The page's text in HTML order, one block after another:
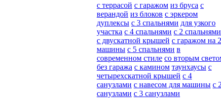
с террасой с гаражом из бруса с
верандой из блоков с эркером
дуплексы с 3 спальнями для узкого
участка с 4 спальнями с 2 спальнями
с двускатной крышей с гаражом на 2
машины с 5 спальнями в
современном стиле со вторым
без гаража с камином таунхаусы с
четырехскатной крышей с 4
санузлами с навесом для машины с
санузлами с 3 санузлами